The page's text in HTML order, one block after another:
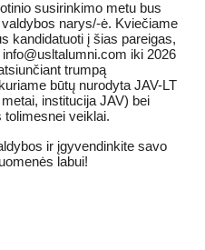
susirinkimo metu bus
narys/-ė. Kviečiame
kandidatuoti į šias pareigas,
iki 2026
trumpą
būtų nurodyta JAV-LT
institucija JAV) bei
tolimesnei veiklai.
ir įgyvendinkite savo
labui!